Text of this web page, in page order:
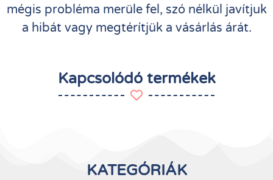
mégis probléma merüle fel, szó nélkül javítjuk
a hibát vagy megtérítjük a vásárlás árát.
Kapcsolódó termékek
KATEGÓRIÁK